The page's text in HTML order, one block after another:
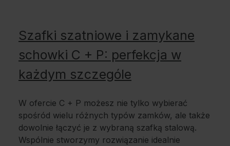
Szafki szatniowe i zamykane
schowki C + P: perfekcja w
każdym szczególe
W ofercie C + P możesz nie tylko wybierać
spośród wielu różnych typów zamków, ale także
dowolnie łączyć je z wybraną szafką stalową.
Wspólnie stworzymy rozwiązanie idealnie